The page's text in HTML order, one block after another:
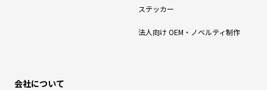
ステッカー
法人向け OEM・ノベルティ制作
会社について